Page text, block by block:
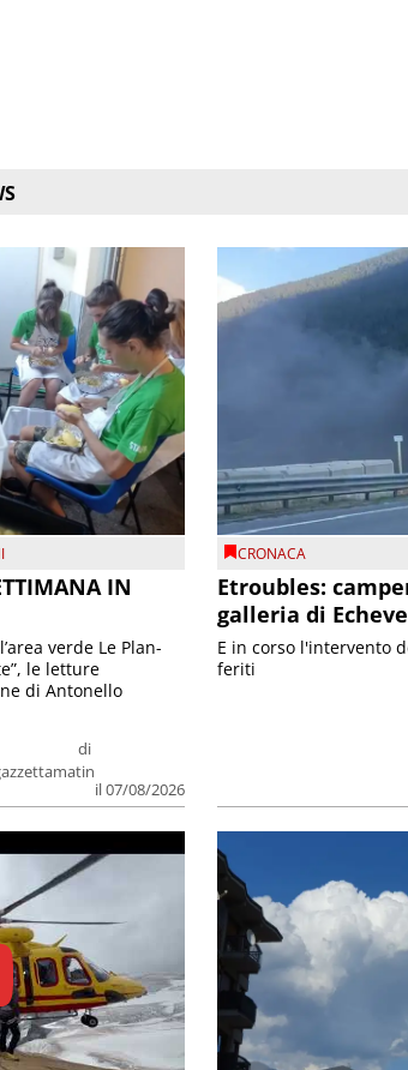
IN
di
il 07/08/2026
verde Le Plan-
le letture
di Antonello
CRONACA
Etroubles:
galleria di
E in corso l'intervento
feriti